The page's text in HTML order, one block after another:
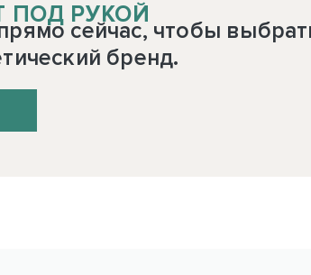
ПОД РУКОЙ
сейчас, чтобы
бренд.